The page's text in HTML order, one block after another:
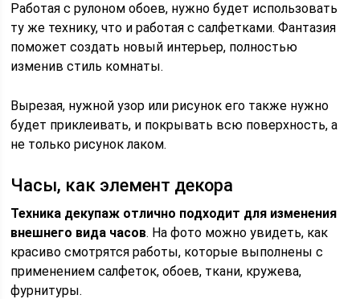
Работая с рулоном обоев, нужно будет использовать
ту же технику, что и работая с салфетками. Фантазия
поможет создать новый интерьер, полностью
изменив стиль комнаты.
Вырезая, нужной узор или рисунок его также нужно
будет приклеивать, и покрывать всю поверхность, а
не только рисунок лаком.
Часы, как элемент декора
Техника декупаж отлично подходит для изменения
внешнего вида часов. На фото можно увидеть, как
красиво смотрятся работы, которые выполнены с
применением салфеток, обоев, ткани, кружева,
фурнитуры.